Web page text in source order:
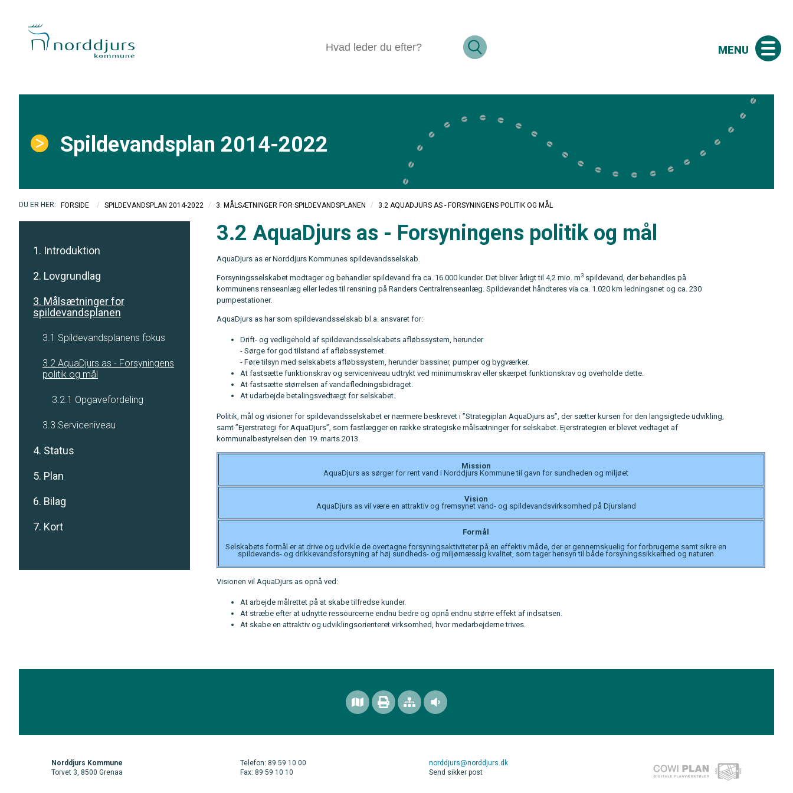
MENU
Spildevandsplan 2014-2022
FORSIDE / SPILDEVANDSPLAN 2014-2022 / 3. MÅLSÆTNINGER FOR SPILDEVANDSPLANEN / 3.2 AQUADJURS AS - FORSYNINGENS POLITIK OG MÅL
1. Introduktion
2. Lovgrundlag
3. Målsætninger for
spildevandsplanen
3.1 Spildevandsplanens fokus
3.2 AquaDjurs as - Forsyningens
politik og mål
3.2.1 Opgavefordeling
3.3 Serviceniveau
4. Status
5. Plan
6. Bilag
7. Kort
3.2 AquaDjurs as - Forsyningens politik og mål
AquaDjurs as er Norddjurs Kommunes spildevandsselskab.
Forsyningsselskabet modtager og behandler spildevand fra ca. 16.000 kunder. Det bliver årligt til 4,2 mio. m3 spildevand, der behandles på
kommunens renseanlæg eller ledes til rensning på Randers Centralrenseanlæg. Spildevandet håndteres via ca. 1.020 km ledningsnet og ca. 230
pumpestationer.
AquaDjurs as har som spildevandsselskab bl.a. ansvaret for:
Drift- og vedligehold af spildevandsselskabets afløbssystem, herunder
- Sørge for god tilstand af afløbssystemet.
- Føre tilsyn med selskabets afløbssystem, herunder bassiner, pumper og bygværker.
At fastsætte funktionskrav og serviceniveau udtrykt ved minimumskrav eller skærpet funktionskrav og overholde dette.
At fastsætte størrelsen af vandafledningsbidraget.
At udarbejde betalingsvedtægt for selskabet.
Politik, mål og visioner for spildevandsselskabet er nærmere beskrevet i ”Strategiplan AquaDjurs as”, der sætter kursen for den langsigtede udvikling,
samt ”Ejerstrategi for AquaDjurs”, som fastlægger en række strategiske målsætninger for selskabet. Ejerstrategien er blevet vedtaget af
kommunalbestyrelsen den 19. marts 2013.
Mission
AquaDjurs as sørger for rent vand i Norddjurs Kommune til gavn for sundheden og miljøet
Vision
AquaDjurs as vil være en attraktiv og fremsynet vand- og spildevandsvirksomhed på Djursland
Formål
Selskabets formål er at drive og udvikle de overtagne forsyningsaktiviteter på en effektiv måde, der er gennemskuelig for forbrugerne samt sikre en
spildevands- og drikkevandsforsyning af høj sundheds- og miljømæssig kvalitet, som tager hensyn til både forsyningssikkerhed og naturen
Visionen vil AquaDjurs as opnå ved:
At arbejde målrettet på at skabe tilfredse kunder.
At stræbe efter at udnytte ressourcerne endnu bedre og opnå endnu større effekt af indsatsen.
At skabe en attraktiv og udviklingsorienteret virksomhed, hvor medarbejderne trives.
Norddjurs Kommune
Torvet 3, 8500 Grenaa
Telefon: 89 59 10 00
Fax: 89 59 10 10
norddjurs@norddjurs.dk
Send sikker post